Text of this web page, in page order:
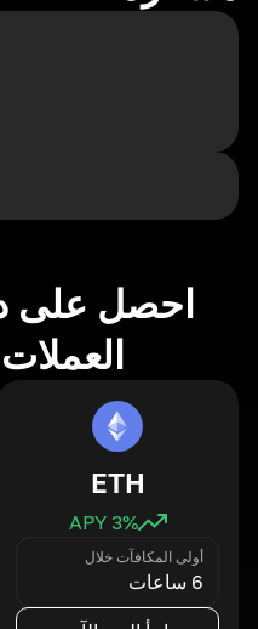
احصل على
ETH
3% APY
أولى المكافآت خلال
6 ساعات